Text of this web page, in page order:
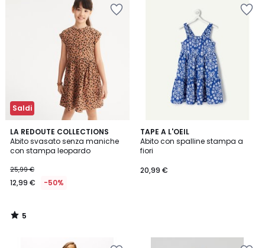
Saldi
LA REDOUTE COLLECTIONS
Abito svasato senza maniche
con stampa leopardo
25,99 €
12,99 € -50%
5
/
5
5
/
TAPE A L'OEIL
Abito con spalline stampa a
fiori
20,99 €